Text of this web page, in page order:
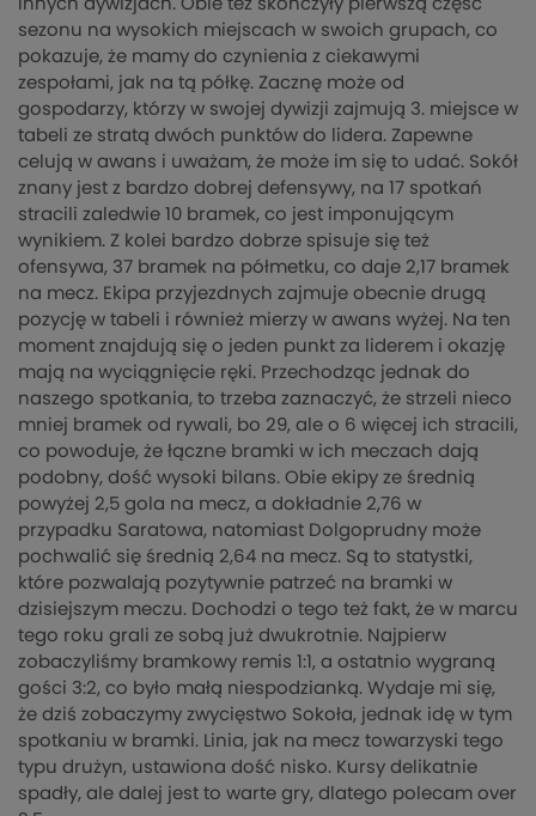
innych dywizjach. Obie też skończyły pierwszą część
sezonu na wysokich miejscach w swoich grupach, co
pokazuje, że mamy do czynienia z ciekawymi
zespołami, jak na tą półkę. Zacznę może od
gospodarzy, którzy w swojej dywizji zajmują 3. miejsce w
tabeli ze stratą dwóch punktów do lidera. Zapewne
celują w awans i uważam, że może im się to udać. Sokół
znany jest z bardzo dobrej defensywy, na 17 spotkań
stracili zaledwie 10 bramek, co jest imponującym
wynikiem. Z kolei bardzo dobrze spisuje się też
ofensywa, 37 bramek na półmetku, co daje 2,17 bramek
na mecz. Ekipa przyjezdnych zajmuje obecnie drugą
pozycję w tabeli i również mierzy w awans wyżej. Na ten
moment znajdują się o jeden punkt za liderem i okazję
mają na wyciągnięcie ręki. Przechodząc jednak do
naszego spotkania, to trzeba zaznaczyć, że strzeli nieco
mniej bramek od rywali, bo 29, ale o 6 więcej ich stracili,
co powoduje, że łączne bramki w ich meczach dają
podobny, dość wysoki bilans. Obie ekipy ze średnią
powyżej 2,5 gola na mecz, a dokładnie 2,76 w
przypadku Saratowa, natomiast Dolgoprudny może
pochwalić się średnią 2,64 na mecz. Są to statystki,
które pozwalają pozytywnie patrzeć na bramki w
dzisiejszym meczu. Dochodzi o tego też fakt, że w marcu
tego roku grali ze sobą już dwukrotnie. Najpierw
zobaczyliśmy bramkowy remis 1:1, a ostatnio wygraną
gości 3:2, co było małą niespodzianką. Wydaje mi się,
że dziś zobaczymy zwycięstwo Sokoła, jednak idę w tym
spotkaniu w bramki. Linia, jak na mecz towarzyski tego
typu drużyn, ustawiona dość nisko. Kursy delikatnie
spadły, ale dalej jest to warte gry, dlatego polecam over